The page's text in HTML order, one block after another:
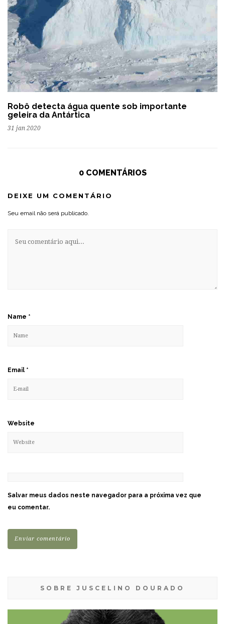
Robô detecta água quente sob importante
geleira da Antártica
31 jan 2020
0 COMENTÁRIOS
DEIXE UM COMENTÁRIO
Seu email não será publicado.
Name *
Email *
Website
Salvar meus dados neste navegador para a próxima vez que
eu comentar.
SOBRE JUSCELINO DOURADO